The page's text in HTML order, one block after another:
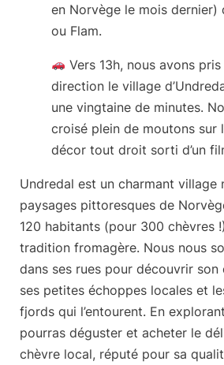
en Norvège le mois dernier)
ou Flam.
Vers 13h, nous avons
direction le village
une vingtaine de minutes.
croisé plein de moutons sur
décor tout droit sorti d’un
Undredal est un charmant
paysages pittoresques de
120 habitants (pour 300 chèvres
tradition fromagère. Nous nous
dans ses rues pour découvrir
ses petites échoppes locales et
fjords qui l’entourent. En
pourras déguster et acheter le
chèvre local, réputé pour sa